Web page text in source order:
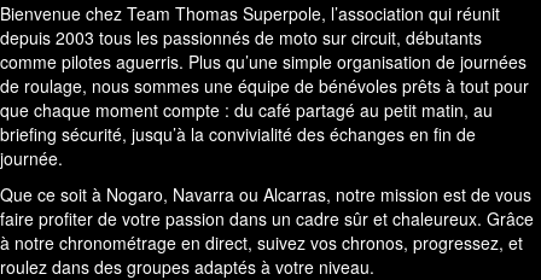
Bienvenue chez Team Thomas Superpole, l’association qui réunit
depuis 2003 tous les passionnés de moto sur circuit, débutants
comme pilotes aguerris. Plus qu’une simple organisation de journées
de roulage, nous sommes une équipe de bénévoles prêts à tout pour
que chaque moment compte : du café partagé au petit matin, au
briefing sécurité, jusqu’à la convivialité des échanges en fin de
journée.
Que ce soit à Nogaro, Navarra ou Alcarras, notre mission est de vous
faire profiter de votre passion dans un cadre sûr et chaleureux. Grâce
à notre chronométrage en direct, suivez vos chronos, progressez, et
roulez dans des groupes adaptés à votre niveau.